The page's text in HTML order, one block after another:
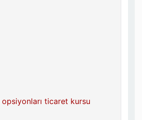
ticaret kursu